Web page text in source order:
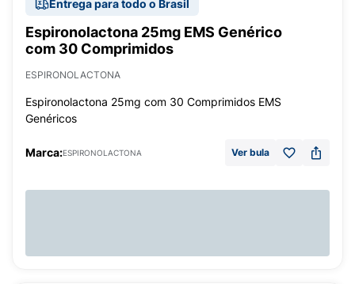
Entrega para todo o Brasil
Espironolactona 25mg EMS Genérico
com 30 Comprimidos
ESPIRONOLACTONA
Espironolactona 25mg com 30 Comprimidos EMS
Genéricos
Marca:ESPIRONOLACTONA Ver bula